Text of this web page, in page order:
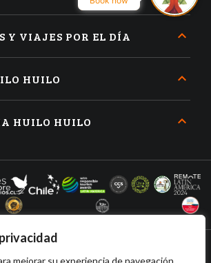
mejorar su experiencia de navegación,
Y VIAJES POR EL DÍA
HUILO
HUILO HUILO